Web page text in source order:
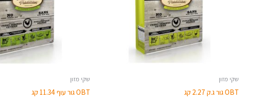
שקי מזון
OBT גור ג.ק 2.27 קג
שקי מזון
OBT גור עוף 11.34 קג